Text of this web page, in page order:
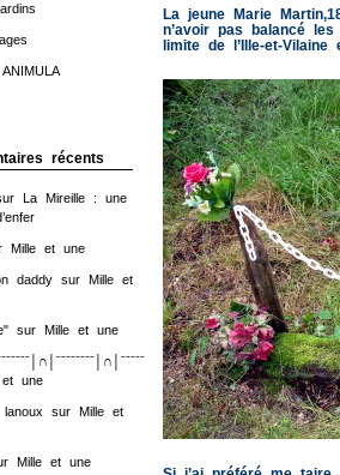
récents
La Mireille : une
Mille et une
daddysur
Mille et
sur Mille et une
et une
sur
Mille et
Mille et une
La jeune Marie
n’avoir pas balancé
limite de l’Ille-et-